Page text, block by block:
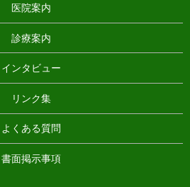
医院案内
診療案内
インタビュー
リンク集
よくある質問
書面掲示事項